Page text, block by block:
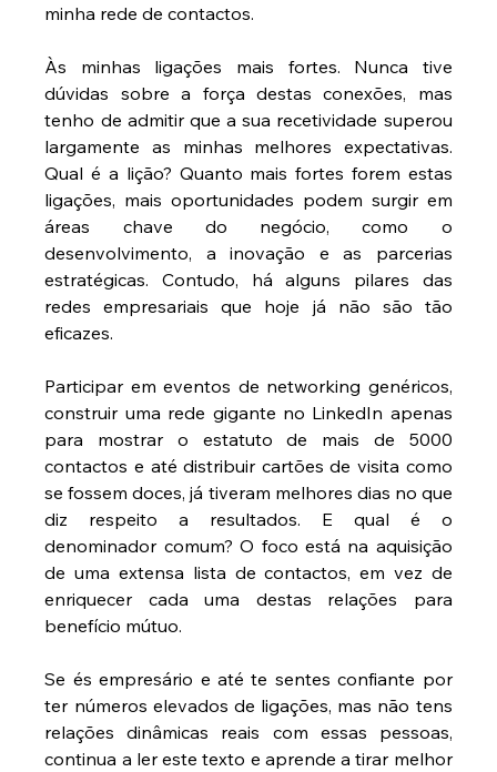
minha rede de contactos.
Às minhas ligações mais fortes. Nunca tive
dúvidas sobre a força destas conexões, mas
tenho de admitir que a sua recetividade superou
largamente as minhas melhores expectativas.
Qual é a lição? Quanto mais fortes forem estas
ligações, mais oportunidades podem surgir em
áreas chave do negócio, como o
desenvolvimento, a inovação e as parcerias
estratégicas. Contudo, há alguns pilares das
redes empresariais que hoje já não são tão
eficazes.
Participar em eventos de networking genéricos,
construir uma rede gigante no LinkedIn apenas
para mostrar o estatuto de mais de 5000
contactos e até distribuir cartões de visita como
se fossem doces, já tiveram melhores dias no que
diz respeito a resultados. E qual é o
denominador comum? O foco está na aquisição
de uma extensa lista de contactos, em vez de
enriquecer cada uma destas relações para
benefício mútuo.
Se és empresário e até te sentes confiante por
ter números elevados de ligações, mas não tens
relações dinâmicas reais com essas pessoas,
continua a ler este texto e aprende a tirar melhor